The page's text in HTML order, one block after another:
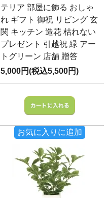
テリア 部屋に飾る おしゃ
れ ギフト 御祝 リビング 玄
関 キッチン 造花 枯れない
プレゼント 引越祝 緑 アー
トグリーン 店舗 贈答
5,000円(税込5,500円)
お気に入りに追加